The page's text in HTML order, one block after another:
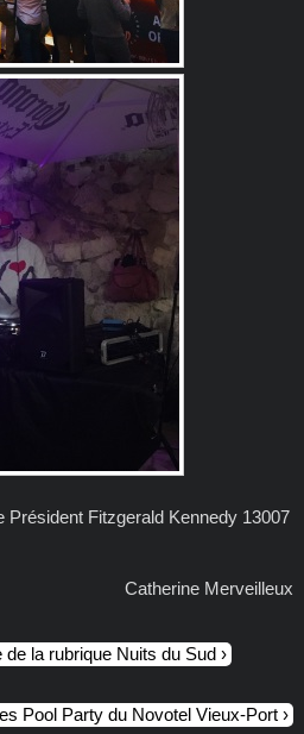
Président Fitzgerald Kennedy 13007
Catherine Merveilleux
la rubrique Nuits du Sud
Pool Party du Novotel Vieux-Port